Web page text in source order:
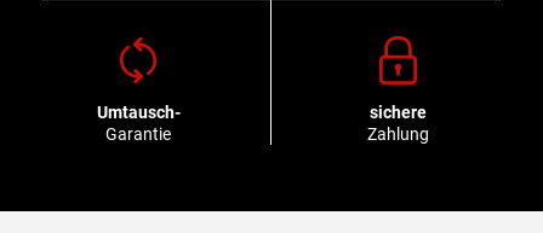
Umtausch-
Garantie
sichere
Zahlung